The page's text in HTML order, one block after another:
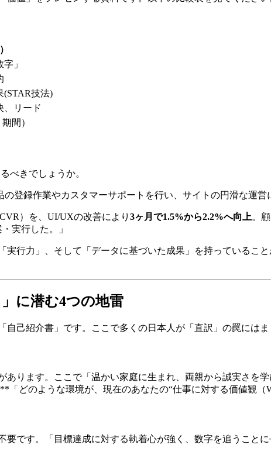
」
(STAR技法)
、リード
間）
べきでしょうか。
の登録作業やカスタマーサポートを行い、サイトの円滑な運営
）を、UI/UXの改善により​ 3ヶ月で1.5%から2.2%へ向上。
実行した。」
行力」、そして「データに基づいた成果」を持っているこ
に潜む4つの地雷
己紹介書」です。ここで多くの日本人が「直訳」の罠にはま
ります。ここで「温かい家庭に生まれ、両親から誠実さを
どのような環境が、現在のあなたの“仕事に対する価値観（
です。「目標達成に対する執着心が強く、数字を追うことに